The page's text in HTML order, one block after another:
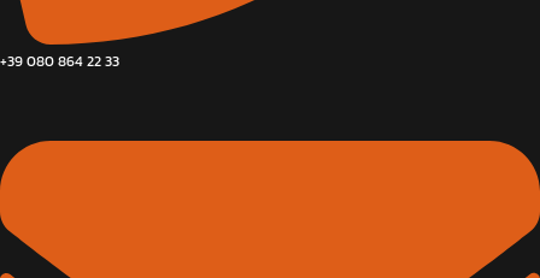
+39 080 864 22 33